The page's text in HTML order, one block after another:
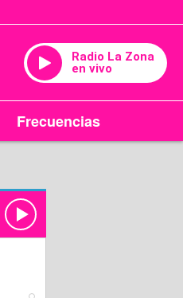
Radio La Zona
en vivo
Frecuencias